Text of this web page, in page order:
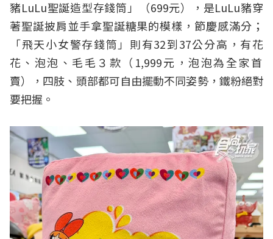
豬LuLu聖誕造型存錢筒」（699元），是LuLu豬穿
著聖誕披肩並手拿聖誕糖果的模樣，節慶感滿分；
「飛天小女警存錢筒」則有32到37公分高，有花
花、 泡泡、毛毛３款（1,999元，泡泡為全家首
賣），四肢、頭部都可自由擺動不同姿勢，鐵粉絕對
要把握。